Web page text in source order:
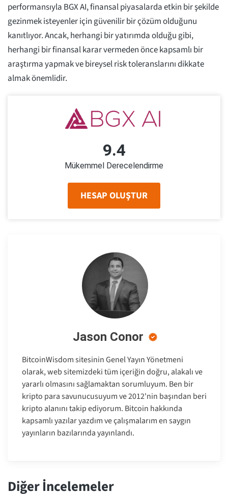
performansıyla BGX AI, finansal piyasalarda etkin bir şekilde
gezinmek isteyenler için güvenilir bir çözüm olduğunu
kanıtlıyor. Ancak, herhangi bir yatırımda olduğu gibi,
herhangi bir finansal karar vermeden önce kapsamlı bir
araştırma yapmak ve bireysel risk toleranslarını dikkate
almak önemlidir.
9.4
Mükemmel Derecelendirme
HESAP OLUŞTUR
Jason Conor
BitcoinWisdom sitesinin Genel Yayın Yönetmeni
olarak, web sitemizdeki tüm içeriğin doğru, alakalı ve
yararlı olmasını sağlamaktan sorumluyum. Ben bir
kripto para savunucusuyum ve 2012'nin başından beri
kripto alanını takip ediyorum. Bitcoin hakkında
kapsamlı yazılar yazdım ve çalışmalarım en saygın
yayınların bazılarında yayınlandı.
Diğer İncelemeler